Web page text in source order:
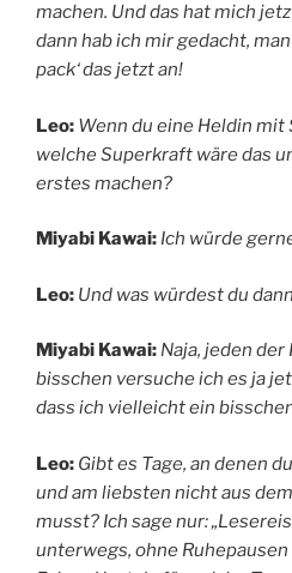
machen. Und das hat mich
dann hab ich mir gedacht,
pack‘ das jetzt an!
Leo: Wenn du eine Heldin
welche Superkraft wäre das
erstes machen?
Miyabi Kawai: Ich würde
Leo: Und was würdest du
Miyabi Kawai: Naja, jeden
bisschen versuche ich es ja
dass ich vielleicht ein
Leo: Gibt es Tage, an denen
und am liebsten nicht aus
musst? Ich sage nur:
unterwegs, ohne